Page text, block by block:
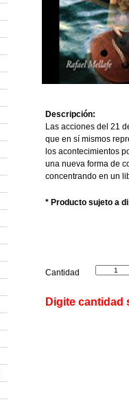
Descripción:
Las acciones del 21
que en sí mismos
los acontecimientos
una nueva forma de
concentrando en un
* Producto sujeto a
Cantidad
Digite